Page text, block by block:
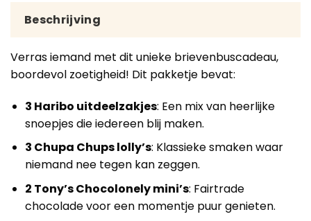
Beschrijving
Verras iemand met dit unieke brievenbuscadeau,
boordevol zoetigheid! Dit pakketje bevat:
3 Haribo uitdeelzakjes: Een mix van heerlijke
snoepjes die iedereen blij maken.
3 Chupa Chups lolly’s: Klassieke smaken waar
niemand nee tegen kan zeggen.
2 Tony’s Chocolonely mini’s: Fairtrade
chocolade voor een momentje puur genieten.